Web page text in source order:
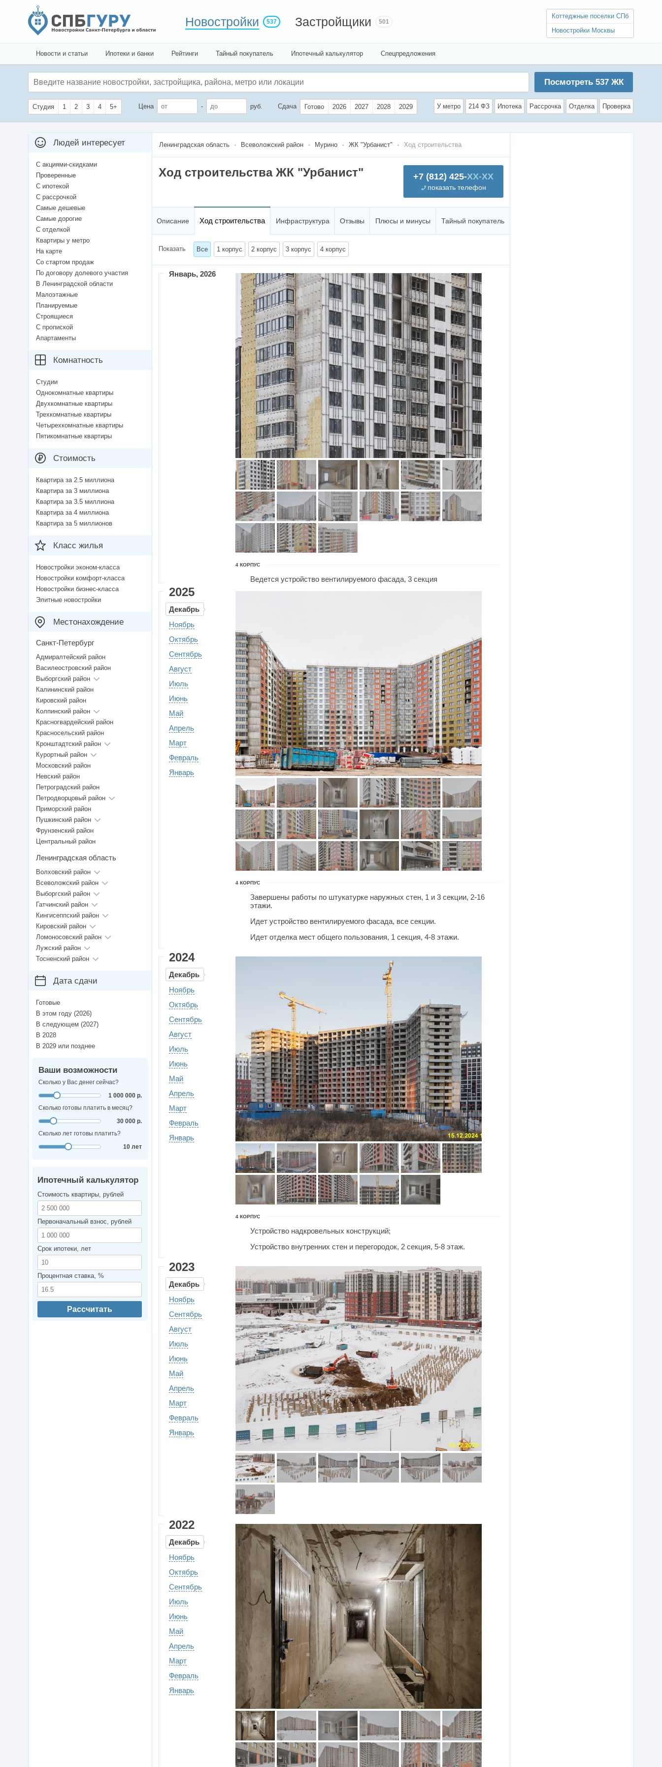
Новостройки 537 Застройщики 501
Коттеджные поселки СПб
Новостройки Москвы
Новости и статьи Ипотеки и банки Рейтинги Тайный покупатель Ипотечный калькулятор Спецпредложения
Посмотреть 537ЖК
Студия 1 2 3 4 5+ Цена - руб. Сдача Готово 2026 2027 2028 2029 У метро 214 ФЗ Ипотека Рассрочка Отделка Проверка
Ленинградская область Всеволожский район Мурино ЖК "Урбанист" Ход строительства
+7 (812) 425-XX-XX
показать телефон
Ход строительства ЖК "Урбанист"
Описание Ход строительства Инфраструктура Отзывы Плюсы и минусы Тайный покупатель
Показать Все 1 корпус 2 корпус 3 корпус 4 корпус
Январь, 2026
4 КОРПУС
Ведется устройство вентилируемого фасада, 3 секция
2025
Декабрь
4 КОРПУС
Завершены работы по штукатурке наружных стен, 1 и 3 секции, 2-16
этажи.
Идет устройство вентилируемого фасада, все секции.
Идет отделка мест общего пользования, 1 секция, 4-8 этажи.
Ноябрь
Октябрь
Сентябрь
Август
Июль
Июнь
Май
Апрель
Март
Февраль
Январь
2024
Декабрь
4 КОРПУС
Устройство надкровельных конструкций;
Устройство внутренних стен и перегородок, 2 секция, 5-8 этаж.
Ноябрь
Октябрь
Сентябрь
Август
Июль
Июнь
Май
Апрель
Март
Февраль
Январь
2023
Декабрь
Ноябрь
Сентябрь
Август
Июль
Июнь
Май
Апрель
Март
Февраль
Январь
2022
Декабрь
Ноябрь
Октябрь
Сентябрь
Июль
Июнь
Май
Апрель
Март
Февраль
Январь
Людей интересует
С акциями-скидками
Проверенные
С ипотекой
С рассрочкой
Самые дешевые
Самые дорогие
С отделкой
Квартиры у метро
На карте
Со стартом продаж
По договору долевого участия
В Ленинградской области
Малоэтажные
Планируемые
Строящиеся
С пропиской
Апартаменты
Комнатность
Студии
Однокомнатные квартиры
Двухкомнатные квартиры
Трехкомнатные квартиры
Четырехкомнатные квартиры
Пятикомнатные квартиры
Стоимость
Квартира за 2.5 миллиона
Квартира за 3 миллиона
Квартира за 3.5 миллиона
Квартира за 4 миллиона
Квартира за 5 миллионов
Класс жилья
Новостройки эконом-класса
Новостройки комфорт-класса
Новостройки бизнес-класса
Элитные новостройки
Местонахождение
Санкт-Петербург
Адмиралтейский район
Василеостровский район
Выборгский район
Калининский район
Кировский район
Колпинский район
Красногвардейский район
Красносельский район
Кронштадтский район
Курортный район
Московский район
Невский район
Петроградский район
Петродворцовый район
Приморский район
Пушкинский район
Фрунзенский район
Центральный район
Ленинградская область
Волховский район
Всеволожский район
Выборгский район
Гатчинский район
Кингисеппский район
Кировский район
Ломоносовский район
Лужский район
Тосненский район
Дата сдачи
Готовые
В этом году (2026)
В следующем (2027)
В 2028
В 2029 или позднее
Ваши возможности
Сколько у Вас денег сейчас?
1 000 000 р.
Сколько готовы платить в месяц?
30 000 р.
Сколько лет готовы платить?
10 лет
Ипотечный калькулятор
Стоимость квартиры, рублей
Первоначальный взнос, рублей
Срок ипотеки, лет
Процентная ставка, %
Рассчитать